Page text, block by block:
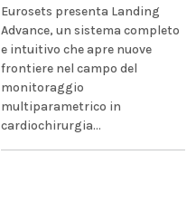
Eurosets presenta Landing
Advance, un sistema completo
e intuitivo che apre nuove
frontiere nel campo del
monitoraggio
multiparametrico in
cardiochirurgia...